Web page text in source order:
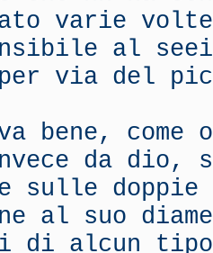
varie volte
al
via del
bene,
da dio,
sulle
al suo
di alcun